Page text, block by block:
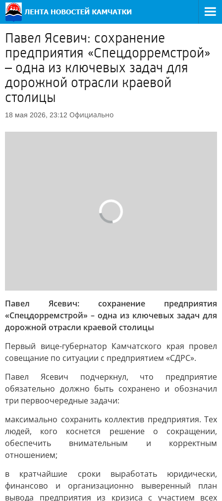
Павел Ясевич: сохранение
предприятия «Спецдорремстрой»
– одна из ключевых задач для
дорожной отрасли краевой
столицы
18 мая 2026, 23:12 Официально
Павел Ясевич: сохранение предприятия
«Спецдорремстрой» – одна из ключевых задач для
дорожной отрасли краевой столицы
Первый вице-губернатор Камчатского края провел
совещание по ситуации с предприятием «СДРС».
Павел Ясевич подчеркнул, что предприятие
обязательно должно быть сохранено и обозначил
три первоочередные задачи:
максимально сохранить коллектив предприятия. Тех
людей, кого коснется решение о сокращении,
обеспечить внимательным и корректным
отношением;
в кратчайшие сроки выработать юридически,
финансово и организационно выверенный план
вывода предприятия из кризиса с участием всех